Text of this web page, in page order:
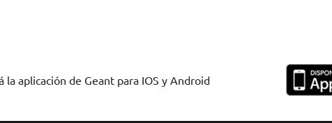
la aplicación de Geant para IOS y Android